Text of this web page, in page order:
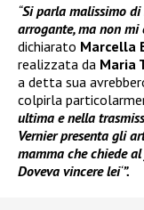
“Si parla malissimo
arrogante, ma non mi
dichiarato Marcella
realizzata da Maria
a detta sua
colpirla
ultima e nella
Vernier presenta gli
mamma che chiede al
Doveva vincere lei‘”.